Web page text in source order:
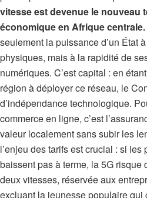
vitesse est devenue le nouveau
économique en Afrique centrale.
seulement la puissance d’un État
physiques, mais à la rapidité de
numériques. C’est capital : en
région à déployer ce réseau, le
d’indépendance technologique.
commerce en ligne, c’est
valeur localement sans subir les
l’enjeu des tarifs est crucial : si
baissent pas à terme, la 5G risque
deux vitesses, réservée aux
excluant la jeunesse populaire qui